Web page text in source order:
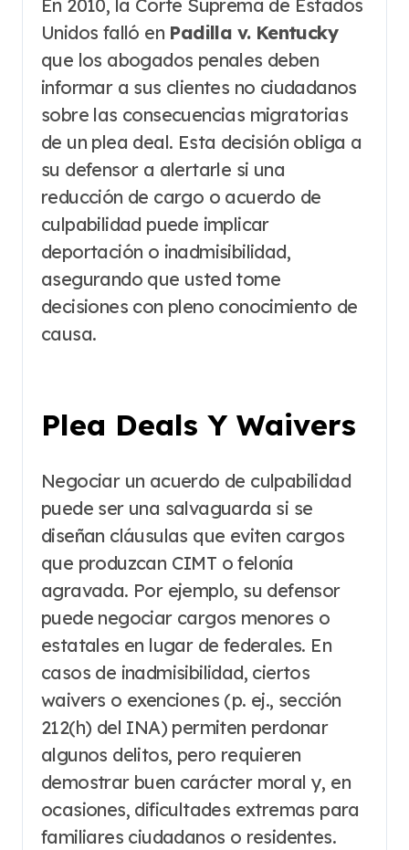
En 2010, la Corte Suprema de Estados
Unidos falló en Padilla v. Kentucky
que los abogados penales deben
informar a sus clientes no ciudadanos
sobre las consecuencias migratorias
de un plea deal. Esta decisión obliga a
su defensor a alertarle si una
reducción de cargo o acuerdo de
culpabilidad puede implicar
deportación o inadmisibilidad,
asegurando que usted tome
decisiones con pleno conocimiento de
causa.
Plea Deals Y Waivers
Negociar un acuerdo de culpabilidad
puede ser una salvaguarda si se
diseñan cláusulas que eviten cargos
que produzcan CIMT o felonía
agravada. Por ejemplo, su defensor
puede negociar cargos menores o
estatales en lugar de federales. En
casos de inadmisibilidad, ciertos
waivers o exenciones (p. ej., sección
212(h) del INA) permiten perdonar
algunos delitos, pero requieren
demostrar buen carácter moral y, en
ocasiones, dificultades extremas para
familiares ciudadanos o residentes.